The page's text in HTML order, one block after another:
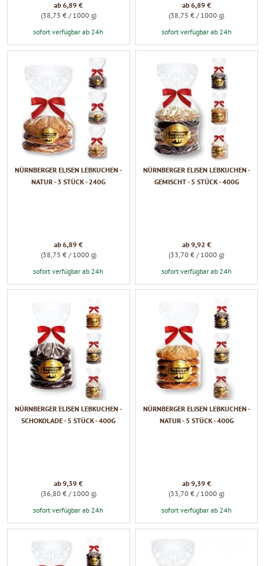
ab 6,89 €
(38,75 € / 1000 g)
sofort verfügbar ab 24h
ab 6,89 €
(38,75 € / 1000 g)
sofort verfügbar ab 24h
NÜRNBERGER ELISEN LEBKUCHEN -
NATUR - 3 STÜCK - 240G
ab 6,89 €
(38,75 € / 1000 g)
sofort verfügbar ab 24h
NÜRNBERGER ELISEN LEBKUCHEN -
GEMISCHT - 5 STÜCK - 400G
ab 9,92 €
(33,70 € / 1000 g)
sofort verfügbar ab 24h
NÜRNBERGER ELISEN LEBKUCHEN -
SCHOKOLADE - 5 STÜCK - 400G
ab 9,39 €
(36,80 € / 1000 g)
sofort verfügbar ab 24h
NÜRNBERGER ELISEN LEBKUCHEN -
NATUR - 5 STÜCK - 400G
ab 9,39 €
(33,70 € / 1000 g)
sofort verfügbar ab 24h